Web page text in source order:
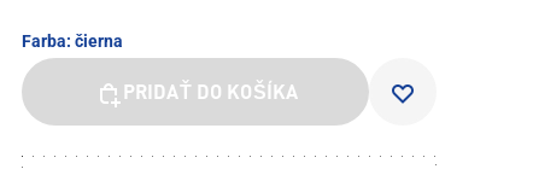
Farba: čierna
PRIDAŤ DO KOŠÍKA